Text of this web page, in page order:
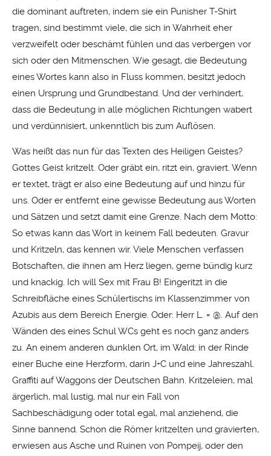
die dominant auftreten, indem sie ein Punisher T-Shirt
tragen, sind bestimmt viele, die sich in Wahrheit eher
verzweifelt oder beschämt fühlen und das verbergen vor
sich oder den Mitmenschen. Wie gesagt, die Bedeutung
eines Wortes kann also in Fluss kommen, besitzt jedoch
einen Ursprung und Grundbestand. Und der verhindert,
dass die Bedeutung in alle möglichen Richtungen wabert
und verdünnisiert, unkenntlich bis zum Auflösen.
Was heißt das nun für das Texten des Heiligen Geistes?
Gottes Geist kritzelt. Oder gräbt ein, ritzt ein, graviert. Wenn
er textet, trägt er also eine Bedeutung auf und hinzu für
uns. Oder er entfernt eine gewisse Bedeutung aus Worten
und Sätzen und setzt damit eine Grenze. Nach dem Motto:
So etwas kann das Wort in keinem Fall bedeuten. Gravur
und Kritzeln, das kennen wir. Viele Menschen verfassen
Botschaften, die ihnen am Herz liegen, gerne bündig kurz
und knackig. Ich will Sex mit Frau B! Eingeritzt in die
Schreibfläche eines Schülertischs im Klassenzimmer von
Azubis aus dem Bereich Energie. Oder: Herr L. = @. Auf den
Wänden des eines Schul WCs geht es noch ganz anders
zu. An einem anderen dunklen Ort, im Wald: in der Rinde
einer Buche eine Herzform, darin J+C und eine Jahreszahl.
Graffiti auf Waggons der Deutschen Bahn. Kritzeleien, mal
ärgerlich, mal lustig, mal nur ein Fall von
Sachbeschädigung oder total egal, mal anziehend, die
Sinne bannend. Schon die Römer kritzelten und gravierten,
erwiesen aus Asche und Ruinen von Pompeij, oder den